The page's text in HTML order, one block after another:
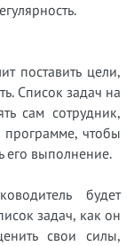
поставить цели,
Список задач на
сам сотрудник,
программе, чтобы
его выполнение.
будет
задач, как он
свои силы,